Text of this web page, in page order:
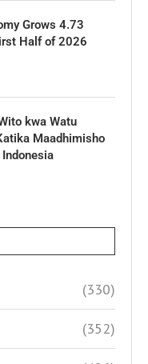
Grows 4.73
Half of 2026
kwa Watu
Maadhimisho
(330)
(352)